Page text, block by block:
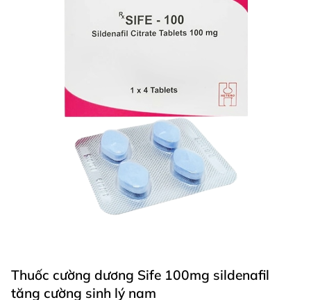
Thuốc cường dương Sife 100mg sildenafil
tăng cường sinh lý nam